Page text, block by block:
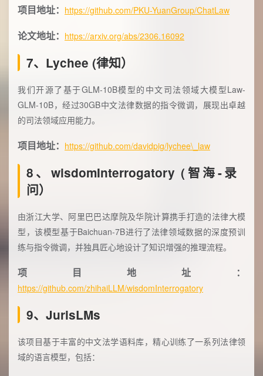
项目地址： https://github.com/PKU-YuanGroup/ChatLaw
论文地址： https://arxiv.org/abs/2306.16092
7、Lychee (律知）
我们开源了基于GLM-10B模型的中文司法领域大模型Law-
GLM-10B，经过30GB中文法律数据的指令微调，展现出卓越
的司法领域应用能力。
项目地址： https://github.com/davidpig/lychee\_law
8、wisdomInterrogatory (智海-录
问）
由浙江大学、阿里巴巴达摩院及华院计算携手打造的法律大模
型，该模型基于Baichuan-7B进行了法律领域数据的深度预训
练与指令微调，并独具匠心地设计了知识增强的推理流程。
项目地址：
https://github.com/zhihaiLLM/wisdomInterrogatory
9、JurisLMs
该项目基于丰富的中文法学语料库，精心训练了一系列法律领
域的语言模型，包括：